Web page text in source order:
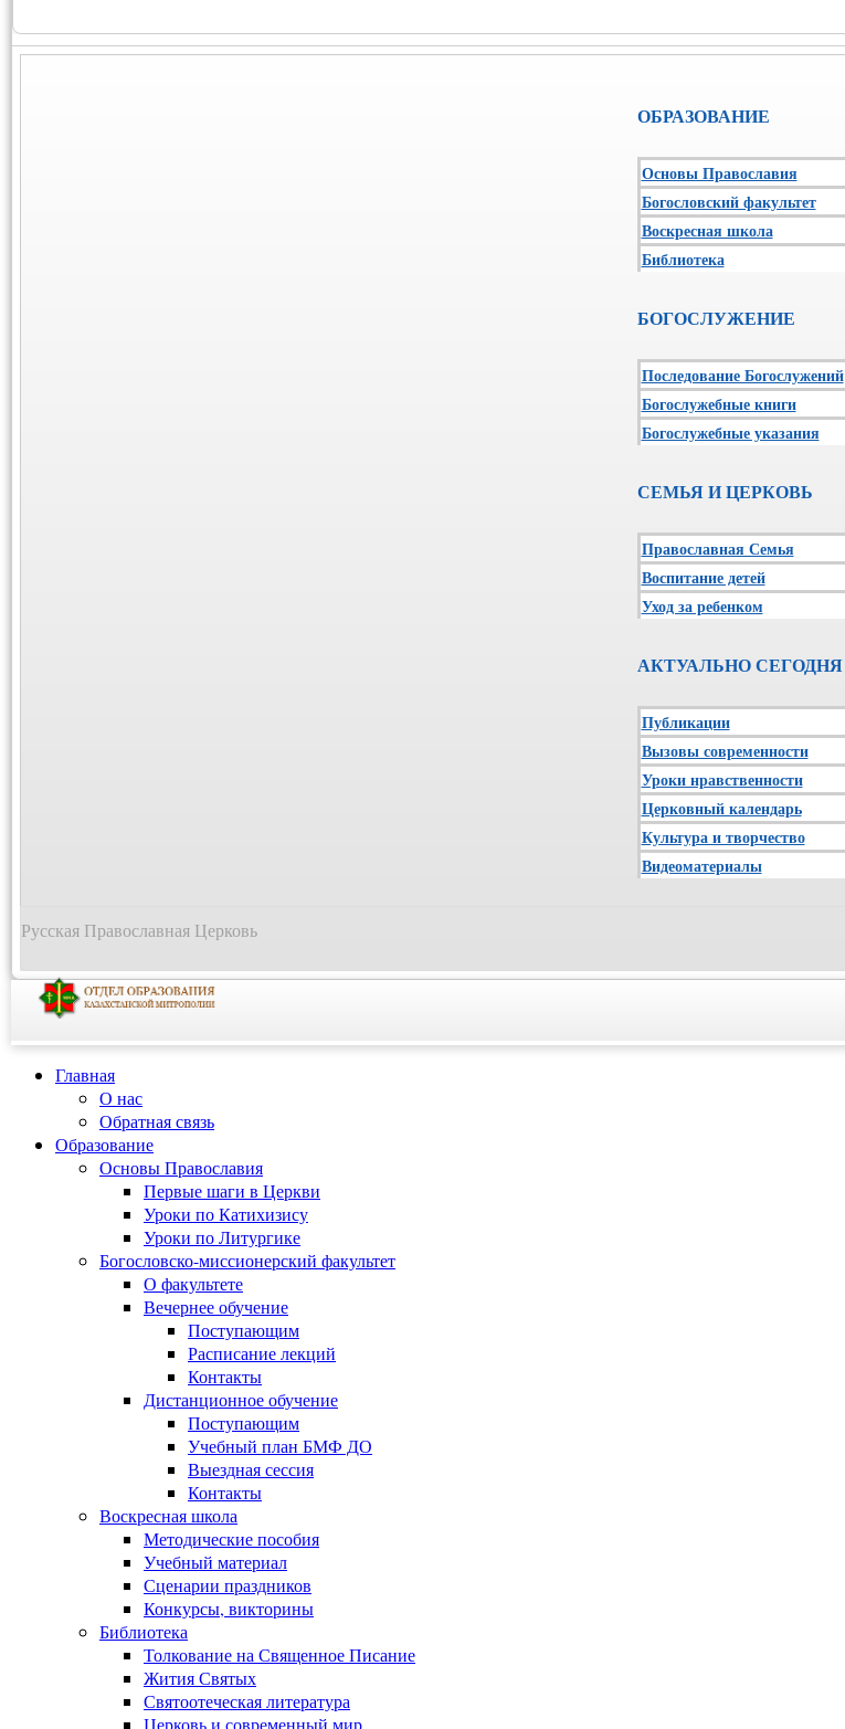
ОБРАЗОВАНИЕ
Основы Православия
Богословский факультет
Воскресная школа
Библиотека
БОГОСЛУЖЕНИЕ
Последование Богослужений
Богослужебные книги
Богослужебные указания
СЕМЬЯ И ЦЕРКОВЬ
Православная Семья
Воспитание детей
Уход за ребенком
АКТУАЛЬНО СЕГОДНЯ
Публикации
Вызовы современности
Уроки нравственности
Церковный календарь
Культура и творчество
Видеоматериалы
Русская Православная Церковь
Главная
О нас
Обратная связь
Образование
Основы Православия
Первые шаги в Церкви
Уроки по Катихизису
Уроки по Литургике
Богословско-миссионерский факультет
О факультете
Вечернее обучение
Поступающим
Расписание лекций
Контакты
Дистанционное обучение
Поступающим
Учебный план БМФ ДО
Выездная сессия
Контакты
Воскресная школа
Методические пособия
Учебный материал
Сценарии праздников
Конкурсы, викторины
Библиотека
Толкование на Священное Писание
Жития Святых
Святоотеческая литература
Церковь и современный мир